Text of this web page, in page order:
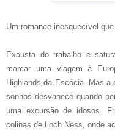
Um romance inesquecível
Exausta do trabalho e
marcar uma viagem à
Highlands da Escócia. Mas a
sonhos desvanece quando
uma excursão de idosos.
colinas de Loch Ness, onde